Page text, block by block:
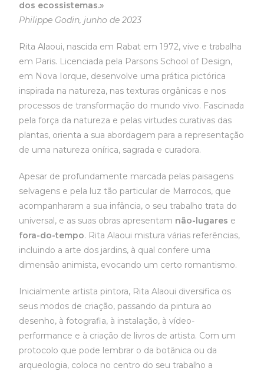
dos ecossistemas.»
Philippe Godin, junho de 2023
Rita Alaoui, nascida em Rabat em 1972, vive e trabalha
em Paris. Licenciada pela Parsons School of Design,
em Nova Iorque, desenvolve uma prática pictórica
inspirada na natureza, nas texturas orgânicas e nos
processos de transformação do mundo vivo. Fascinada
pela força da natureza e pelas virtudes curativas das
plantas, orienta a sua abordagem para a representação
de uma natureza onírica, sagrada e curadora.
Apesar de profundamente marcada pelas paisagens
selvagens e pela luz tão particular de Marrocos, que
acompanharam a sua infância, o seu trabalho trata do
universal, e as suas obras apresentam não-lugares e
fora-do-tempo. Rita Alaoui mistura várias referências,
incluindo a arte dos jardins, à qual confere uma
dimensão animista, evocando um certo romantismo.
Inicialmente artista pintora, Rita Alaoui diversifica os
seus modos de criação, passando da pintura ao
desenho, à fotografia, à instalação, à vídeo-
performance e à criação de livros de artista. Com um
protocolo que pode lembrar o da botânica ou da
arqueologia, coloca no centro do seu trabalho a